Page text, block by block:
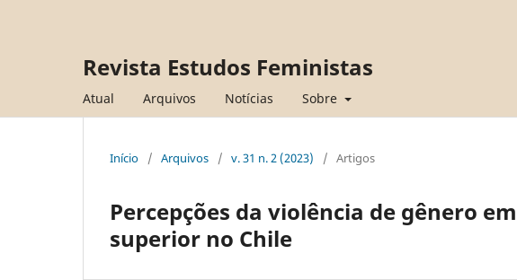
Revista Estudos Feministas
Atual Arquivos Notícias Sobre
Início / Arquivos / v. 31 n. 2 (2023) / Artigos
Percepções da violência de gênero
superior no Chile